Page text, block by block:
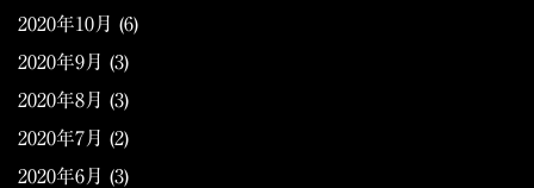
2020年10月 (6)
2020年9月 (3)
2020年8月 (3)
2020年7月 (2)
2020年6月 (3)